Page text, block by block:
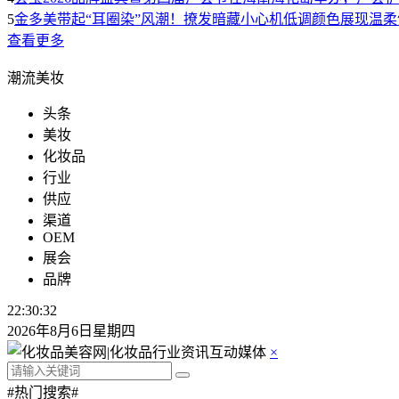
5金多美带起“耳圈染”风潮！撩发暗藏小心机低调颜色展现温
查看更多
潮流美妆
头条
美妆
化妆品
行业
供应
渠道
OEM
展会
品牌
22:30:33
2026年8月6日星期四
×
#热门搜索#